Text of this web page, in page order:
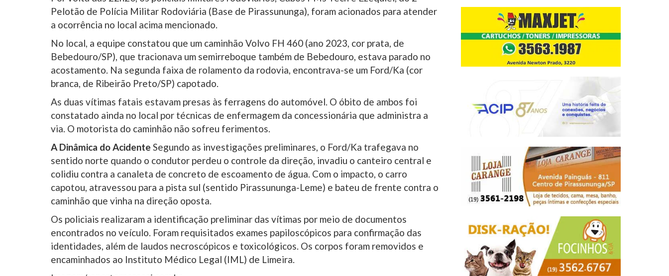
Pelotão de Polícia Militar Rodoviária (Base de Pirassununga), foram acionados para atender
a ocorrência no local acima mencionado.
No local, a equipe constatou que um caminhão Volvo FH 460 (ano 2023, cor prata, de
Bebedouro/SP), que tracionava um semirreboque também de Bebedouro, estava parado no
acostamento. Na segunda faixa de rolamento da rodovia, encontrava-se um Ford/Ka (cor
branca, de Ribeirão Preto/SP) capotado.
As duas vítimas fatais estavam presas às ferragens do automóvel. O óbito de ambos foi
constatado ainda no local por técnicas de enfermagem da concessionária que administra a
via. O motorista do caminhão não sofreu ferimentos.
A Dinâmica do Acidente Segundo as investigações preliminares, o Ford/Ka trafegava no
sentido norte quando o condutor perdeu o controle da direção, invadiu o canteiro central e
colidiu contra a canaleta de concreto de escoamento de água. Com o impacto, o carro
capotou, atravessou para a pista sul (sentido Pirassununga-Leme) e bateu de frente contra o
caminhão que vinha na direção oposta.
Os policiais realizaram a identificação preliminar das vítimas por meio de documentos
encontrados no veículo. Foram requisitados exames papiloscópicos para confirmação das
identidades, além de laudos necroscópicos e toxicológicos. Os corpos foram removidos e
encaminhados ao Instituto Médico Legal (IML) de Limeira.